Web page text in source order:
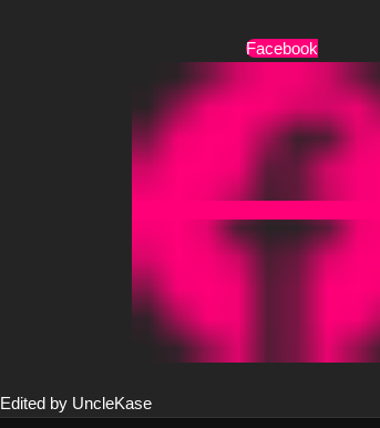
Facebook
Edited by UncleKase